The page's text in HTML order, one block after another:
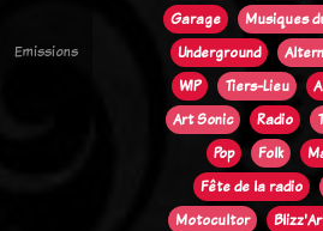
Emissions
Garage
Musiques
Underground
WIP
Tiers-Lieu
Art Sonic
Radio
Pop
Folk
Fête de la radio
Motocultor